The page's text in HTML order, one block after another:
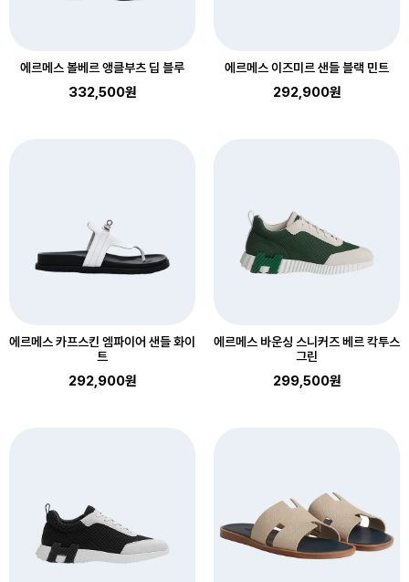
에르메스 볼베르 앵클부츠 딥 블루
332,500원
에르메스 이즈미르 샌들 블랙 민트
292,900원
에르메스 카프스킨 엠파이어 샌들 화이
트
292,900원
에르메스 바운싱 스니커즈 베르 칵투스
그린
299,500원